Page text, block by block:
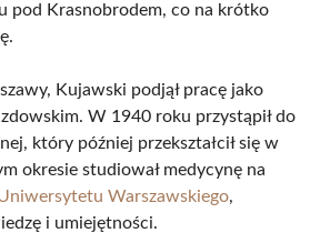
pod Krasnobrodem, co na krótko
Kujawski podjął pracę jako
W 1940 roku przystąpił do
który później przekształcił się w
okresie studiował medycynę na
Warszawskiego,
i umiejętności.